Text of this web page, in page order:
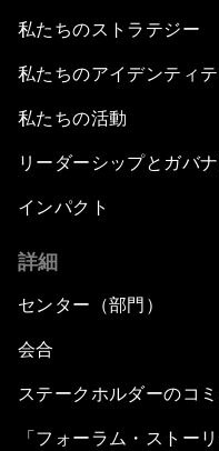
私たちのストラテジー
私たちのアイデンティテ
私たちの活動
リーダーシップとガバ
インパクト
詳細
センター（部門）
会合
ステークホルダーのコ
「フォーラム・ストーリ